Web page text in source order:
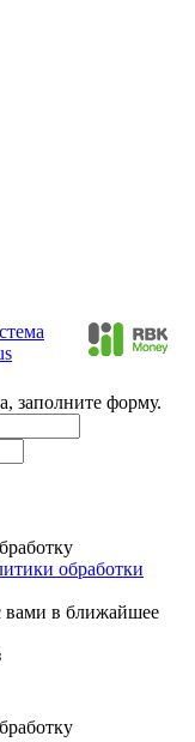
заполните форму.
обработки
вами в ближайшее